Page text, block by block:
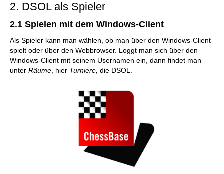
2. DSOL als Spieler
2.1 Spielen mit dem Windows-Client
Als Spieler kann man wählen, ob man über den Windows-Client
spielt oder über den Webbrowser. Loggt man sich über den
Windows-Client mit seinem Usernamen ein, dann findet man
unter Räume , hier Turniere, die DSOL.